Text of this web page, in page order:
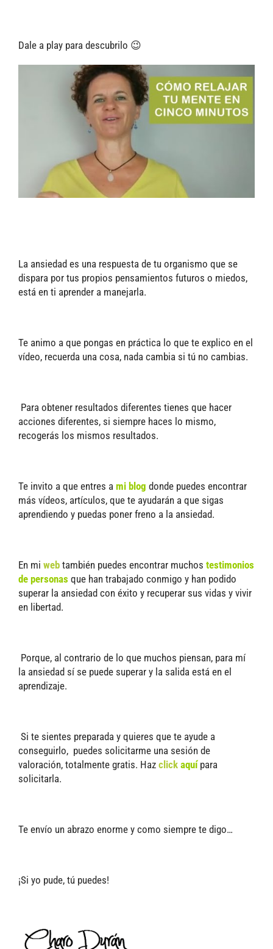
Dale a play para descubrilo 😉
La ansiedad es una respuesta de tu organismo que se
dispara por tus propios pensamientos futuros o miedos,
está en ti aprender a manejarla.
Te animo a que pongas en práctica lo que te explico en el
vídeo, recuerda una cosa, nada cambia si tú no cambias.
Para obtener resultados diferentes tienes que hacer
acciones diferentes, si siempre haces lo mismo,
recogerás los mismos resultados.
Te invito a que entres a mi blog donde puedes encontrar
más vídeos, artículos, que te ayudarán a que sigas
aprendiendo y puedas poner freno a la ansiedad.
En mi web también puedes encontrar muchos testimonios
de personas que han trabajado conmigo y han podido
superar la ansiedad con éxito y recuperar sus vidas y vivir
en libertad.
Porque, al contrario de lo que muchos piensan, para mí
la ansiedad sí se puede superar y la salida está en el
aprendizaje.
Si te sientes preparada y quieres que te ayude a
conseguirlo, puedes solicitarme una sesión de
valoración, totalmente gratis. Haz click aquí para
solicitarla.
Te envío un abrazo enorme y como siempre te digo…
¡Si yo pude, tú puedes!